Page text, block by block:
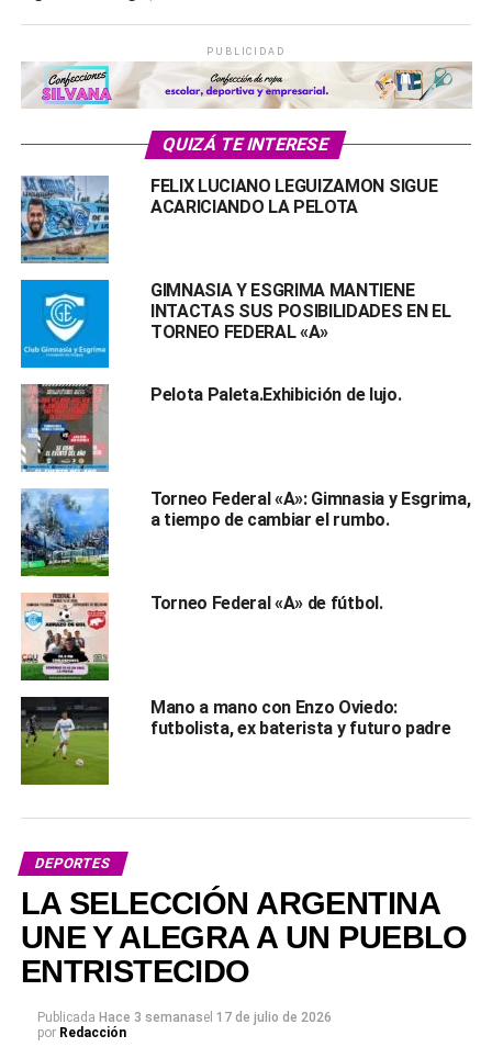
PUBLICIDAD
QUIZÁ TE INTERESE
FELIX LUCIANO LEGUIZAMON SIGUE
ACARICIANDO LA PELOTA
GIMNASIA Y ESGRIMA MANTIENE
INTACTAS SUS POSIBILIDADES EN EL
TORNEO FEDERAL «A»
Pelota Paleta.Exhibición de lujo.
Torneo Federal «A»: Gimnasia y Esgrima,
a tiempo de cambiar el rumbo.
Torneo Federal «A» de fútbol.
Mano a mano con Enzo Oviedo:
futbolista, ex baterista y futuro padre
DEPORTES
LA SELECCIÓN ARGENTINA
UNE Y ALEGRA A UN PUEBLO
ENTRISTECIDO
Publicada Hace 3 semanasel 17 de julio de 2026
por Redacción